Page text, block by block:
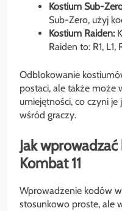
Kostium Sub-
Sub-Zero, użyj
Kostium Raiden:
Raiden to: R1, L1,
Odblokowanie
postaci, ale także może
umiejętności, co czyni
wśród graczy.
Jak
Kombat 11
Wprowadzenie kodów
stosunkowo proste, ale